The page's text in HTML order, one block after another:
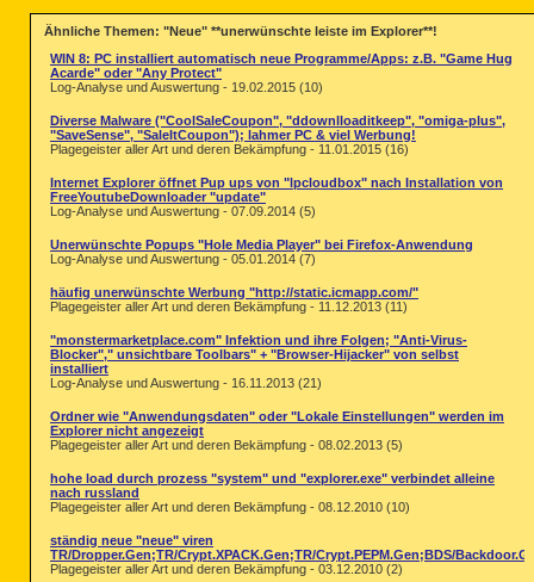
Ähnliche Themen: "Neue" **unerwünschte leiste im Explorer**!
WIN 8: PC installiert automatisch neue Programme/Apps: z.B. "Game Hug
Acarde" oder "Any Protect"
Log-Analyse und Auswertung - 19.02.2015 (10)
Diverse Malware ("CoolSaleCoupon", "ddownlloaditkeep", "omiga-plus",
"SaveSense", "SaleItCoupon"); lahmer PC & viel Werbung!
Plagegeister aller Art und deren Bekämpfung - 11.01.2015 (16)
Internet Explorer öffnet Pup ups von "lpcloudbox" nach Installation von
FreeYoutubeDownloader "update"
Log-Analyse und Auswertung - 07.09.2014 (5)
Unerwünschte Popups "Hole Media Player" bei Firefox-Anwendung
Log-Analyse und Auswertung - 05.01.2014 (7)
häufig unerwünschte Werbung "http://static.icmapp.com/"
Plagegeister aller Art und deren Bekämpfung - 11.12.2013 (11)
"monstermarketplace.com" Infektion und ihre Folgen; "Anti-Virus-
Blocker"," unsichtbare Toolbars" + "Browser-Hijacker" von selbst
installiert
Log-Analyse und Auswertung - 16.11.2013 (21)
Ordner wie "Anwendungsdaten" oder "Lokale Einstellungen" werden im
Explorer nicht angezeigt
Plagegeister aller Art und deren Bekämpfung - 08.02.2013 (5)
hohe load durch prozess "system" und "explorer.exe" verbindet alleine
nach russland
Plagegeister aller Art und deren Bekämpfung - 08.12.2010 (10)
ständig neue "neue" viren
TR/Dropper.Gen;TR/Crypt.XPACK.Gen;TR/Crypt.PEPM.Gen;BDS/
Plagegeister aller Art und deren Bekämpfung - 03.12.2010 (2)